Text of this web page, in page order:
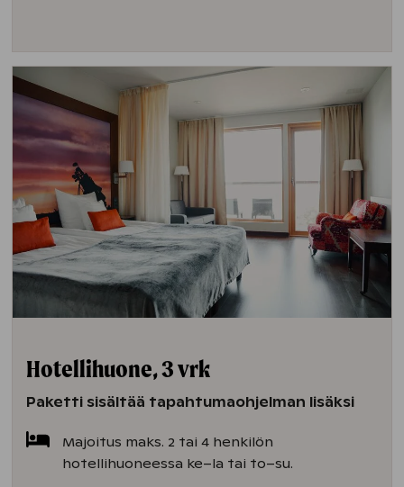
Hotellihuone, 3 vrk
Paketti sisältää tapahtumaohjelman lisäksi
Majoitus maks. 2 tai 4 henkilön
hotellihuoneessa ke–la tai to–su.